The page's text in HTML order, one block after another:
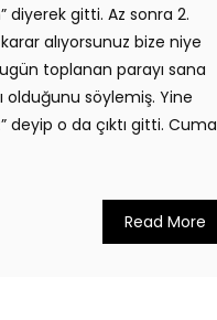
diyerek gitti. Az sonra 2.
alıyorsunuz bize niye
toplanan parayı sana
olduğunu söylemiş. Yine
deyip o da çıktı gitti. Cuma
Read More